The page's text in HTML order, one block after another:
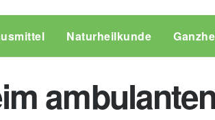
Naturheilkunde